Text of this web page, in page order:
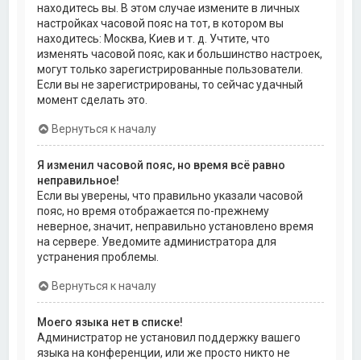
находитесь вы. В этом случае измените в личных
настройках часовой пояс на тот, в котором вы
находитесь: Москва, Киев и т. д. Учтите, что
изменять часовой пояс, как и большинство настроек,
могут только зарегистрированные пользователи.
Если вы не зарегистрированы, то сейчас удачный
момент сделать это.
Вернуться к началу
Я изменил часовой пояс, но время всё равно
неправильное!
Если вы уверены, что правильно указали часовой
пояс, но время отображается по-прежнему
неверное, значит, неправильно установлено время
на сервере. Уведомите администратора для
устранения проблемы.
Вернуться к началу
Моего языка нет в списке!
Администратор не установил поддержку вашего
языка на конференции, или же просто никто не